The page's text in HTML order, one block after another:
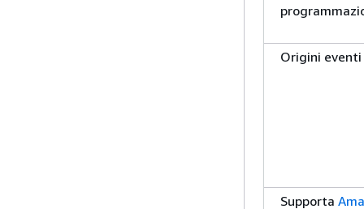
Origini eventi
Supporta